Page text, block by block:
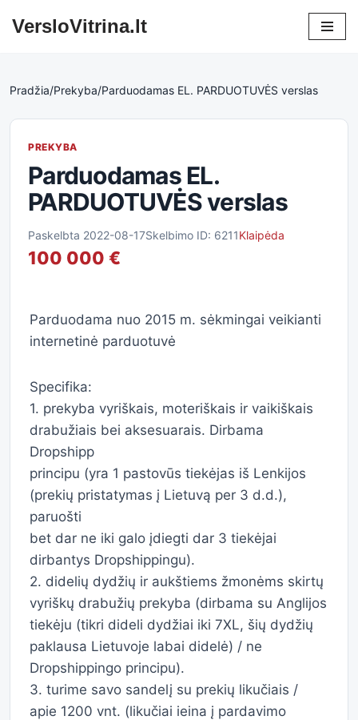
VersloVitrina.lt
Pradžia/Prekyba/Parduodamas EL. PARDUOTUVĖS verslas
PREKYBA
Parduodamas EL.
PARDUOTUVĖS verslas
Paskelbta 2022-08-17Skelbimo ID: 6211Klaipėda
100 000 €
Parduodama nuo 2015 m. sėkmingai veikianti
internetinė parduotuvė
Specifika:
1. prekyba vyriškais, moteriškais ir vaikiškais
drabužiais bei aksesuarais. Dirbama
Dropshipp
principu (yra 1 pastovūs tiekėjas iš Lenkijos
(prekių pristatymas į Lietuvą per 3 d.d.),
paruošti
bet dar ne iki galo įdiegti dar 3 tiekėjai
dirbantys Dropshippingu).
2. didelių dydžių ir aukštiems žmonėms skirtų
vyriškų drabužių prekyba (dirbama su Anglijos
tiekėju (tikri dideli dydžiai iki 7XL, šių dydžių
paklausa Lietuvoje labai didelė) / ne
Dropshippingo principu).
3. turime savo sandelį su prekių likučiais /
apie 1200 vnt. (likučiai ieina į pardavimo